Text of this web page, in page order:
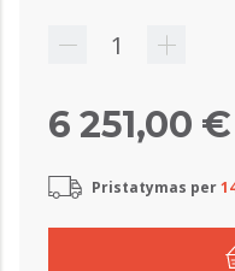
6 251,00 €
Pristatymas per